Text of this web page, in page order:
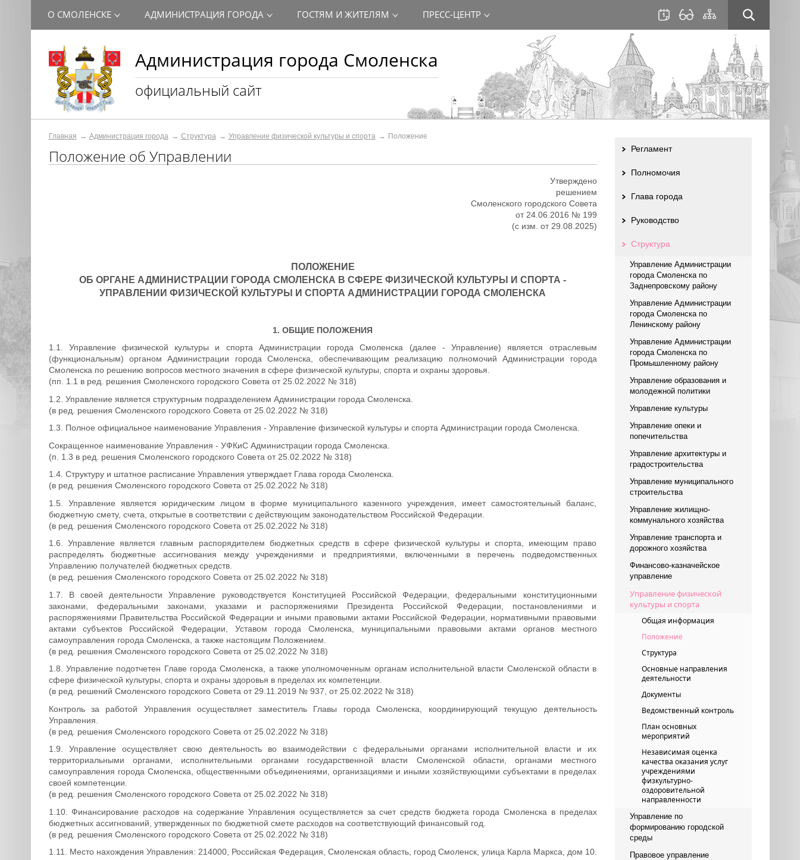
Администрация города Смоленска
официальный сайт
О СМОЛЕНСКЕ АДМИНИСТРАЦИЯ ГОРОДА ГОСТЯМ И ЖИТЕЛЯМ ПРЕСС-ЦЕНТР
Главная Администрация города Структура Управление физической культуры и спорта Положение
Положение об Управлении
Утверждено
решением
Смоленского городского Совета
от 24.06.2016 № 199
(с изм. от 29.08.2025)
ПОЛОЖЕНИЕ
ОБ ОРГАНЕ АДМИНИСТРАЦИИ ГОРОДА СМОЛЕНСКА В СФЕРЕ ФИЗИЧЕСКОЙ КУЛЬТУРЫ И СПОРТА -
УПРАВЛЕНИИ ФИЗИЧЕСКОЙ КУЛЬТУРЫ И СПОРТА АДМИНИСТРАЦИИ ГОРОДА СМОЛЕНСКА
1. ОБЩИЕ ПОЛОЖЕНИЯ
1.1. Управление физической культуры и спорта Администрации города Смоленска (далее - Управление) является отраслевым
(функциональным) органом Администрации города Смоленска, обеспечивающим реализацию полномочий Администрации города
Смоленска по решению вопросов местного значения в сфере физической культуры, спорта и охраны здоровья.
(пп. 1.1 в ред. решения Смоленского городского Совета от 25.02.2022 № 318)
1.2. Управление является структурным подразделением Администрации города Смоленска.
(в ред. решения Смоленского городского Совета от 25.02.2022 № 318)
1.3. Полное официальное наименование Управления - Управление физической культуры и спорта Администрации города Смоленска.
Сокращенное наименование Управления - УФКиС Администрации города Смоленска.
(п. 1.3 в ред. решения Смоленского городского Совета от 25.02.2022 № 318)
1.4. Структуру и штатное расписание Управления утверждает Глава города Смоленска.
(в ред. решения Смоленского городского Совета от 25.02.2022 № 318)
1.5. Управление является юридическим лицом в форме муниципального казенного учреждения, имеет самостоятельный баланс,
бюджетную смету, счета, открытые в соответствии с действующим законодательством Российской Федерации.
(в ред. решения Смоленского городского Совета от 25.02.2022 № 318)
1.6. Управление является главным распорядителем бюджетных средств в сфере физической культуры и спорта, имеющим право
распределять бюджетные ассигнования между учреждениями и предприятиями, включенными в перечень подведомственных
Управлению получателей бюджетных средств.
(в ред. решения Смоленского городского Совета от 25.02.2022 № 318)
1.7. В своей деятельности Управление руководствуется Конституцией Российской Федерации, федеральными конституционными
законами, федеральными законами, указами и распоряжениями Президента Российской Федерации, постановлениями и
распоряжениями Правительства Российской Федерации и иными правовыми актами Российской Федерации, нормативными правовыми
актами субъектов Российской Федерации, Уставом города Смоленска, муниципальными правовыми актами органов местного
самоуправления города Смоленска, а также настоящим Положением.
(в ред. решения Смоленского городского Совета от 25.02.2022 № 318)
1.8. Управление подотчетен Главе города Смоленска, а также уполномоченным органам исполнительной власти Смоленской области в
сфере физической культуры, спорта и охраны здоровья в пределах их компетенции.
(в ред. решений Смоленского городского Совета от 29.11.2019 № 937, от 25.02.2022 № 318)
Контроль за работой Управления осуществляет заместитель Главы города Смоленска, координирующий текущую деятельность
Управления.
(в ред. решения Смоленского городского Совета от 25.02.2022 № 318)
1.9. Управление осуществляет свою деятельность во взаимодействии с федеральными органами исполнительной власти и их
территориальными органами, исполнительными органами государственной власти Смоленской области, органами местного
самоуправления города Смоленска, общественными объединениями, организациями и иными хозяйствующими субъектами в пределах
своей компетенции.
(в ред. решения Смоленского городского Совета от 25.02.2022 № 318)
1.10. Финансирование расходов на содержание Управления осуществляется за счет средств бюджета города Смоленска в пределах
бюджетных ассигнований, утвержденных по бюджетной смете расходов на соответствующий финансовый год.
(в ред. решения Смоленского городского Совета от 25.02.2022 № 318)
1.11. Место нахождения Управления: 214000, Российская Федерация, Смоленская область, город Смоленск, улица Карла Маркса, дом 10.
Регламент
Полномочия
Глава города
Руководство
Структура
Управление Администрации
города Смоленска по
Заднепровскому району
Управление Администрации
города Смоленска по
Ленинскому району
Управление Администрации
города Смоленска по
Промышленному району
Управление образования и
молодежной политики
Управление культуры
Управление опеки и
попечительства
Управление архитектуры и
градостроительства
Управление муниципального
строительства
Управление жилищно-
коммунального хозяйства
Управление транспорта и
дорожного хозяйства
Финансово-казначейское
управление
Управление физической
культуры и спорта
Общая информация
Положение
Структура
Основные направления
деятельности
Документы
Ведомственный контроль
План основных
мероприятий
Независимая оценка
качества оказания услуг
учреждениями
физкультурно-
оздоровительной
направленности
Управление по
формированию городской
среды
Правовое управление